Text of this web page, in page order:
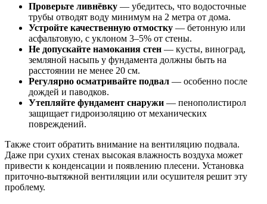
Проверьте ливнёвку — убедитесь, что водосточные
трубы отводят воду минимум на 2 метра от дома.
Устройте качественную отмостку — бетонную или
асфальтовую, с уклоном 3–5% от стены.
Не допускайте намокания стен — кусты, виноград,
земляной насыпь у фундамента должны быть на
расстоянии не менее 20 см.
Регулярно осматривайте подвал — особенно после
дождей и паводков.
Утепляйте фундамент снаружи — пенополистирол
защищает гидроизоляцию от механических
повреждений.
Также стоит обратить внимание на вентиляцию подвала.
Даже при сухих стенах высокая влажность воздуха может
привести к конденсации и появлению плесени. Установка
приточно-вытяжной вентиляции или осушителя решит эту
проблему.